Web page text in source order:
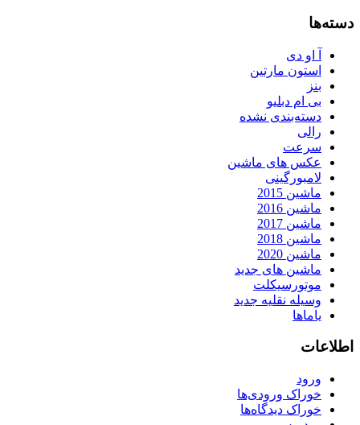
دسته‌ها
آ او دی
استون مارتین
بنز
بی ام دبلیو
دسته‌بندی نشده
رالی
سرعت
عکس های ماشین
لامبورگینی
ماشین 2015
ماشین 2016
ماشین 2017
ماشین 2018
ماشین 2020
ماشین های جدید
موتورسیکلت
وسیله نقلیه جدید
یاماها
اطلاعات
ورود
خوراک ورودی‌ها
خوراک دیدگاه‌ها